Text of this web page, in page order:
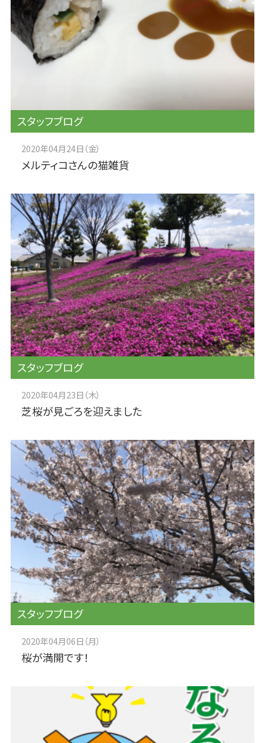
2020年04月24日（金）
メルティコさんの猫雑貨
スタッフブログ
2020年04月23日（木）
芝桜が見ごろを迎えました
スタッフブログ
2020年04月06日（月）
桜が満開です！
スタッフブログ